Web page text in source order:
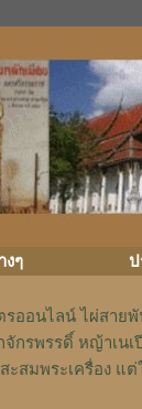
งๆ ป
อนไลน์ ไผ่สายพั
รพรรดิ์ หญ้าเนเ
ะสมพระเครื่อง แ